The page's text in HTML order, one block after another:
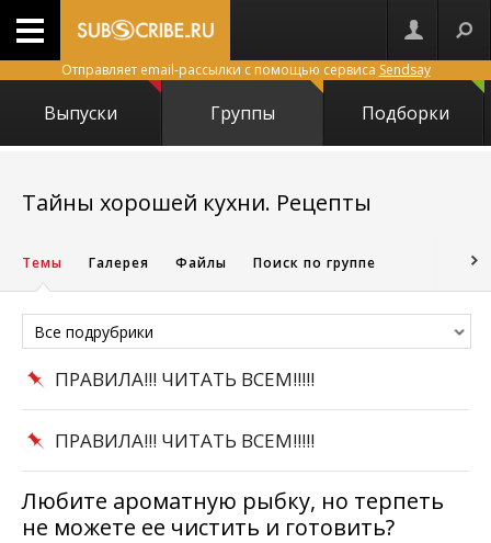
Отправляет email-рассылки с помощью сервиса Sendsay
Выпуски Группы Подборки
Тайны хорошей кухни. Рецепты
Темы Галерея Файлы Поиск по группе
Все подрубрики
ПРАВИЛА!!! ЧИТАТЬ ВСЕМ!!!!!
ПРАВИЛА!!! ЧИТАТЬ ВСЕМ!!!!!
Любите ароматную рыбку, но терпеть
не можете ее чистить и готовить?